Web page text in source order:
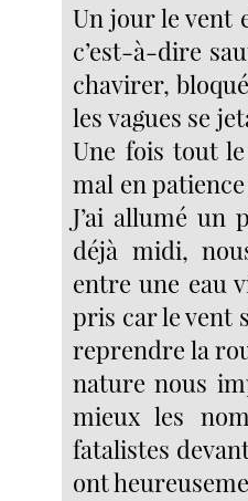
Un jour le vent
c’est-à-dire
chavirer,
les vagues se
Une fois tout
mal en
J’ai allumé
déjà midi,
entre une eau
pris car le vent
reprendre la
nature nous
mieux les
fatalistes
ont